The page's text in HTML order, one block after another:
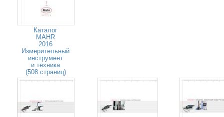
Каталог
MAHR
2016
Измерительный
инструмент
и техника
(508 страниц)